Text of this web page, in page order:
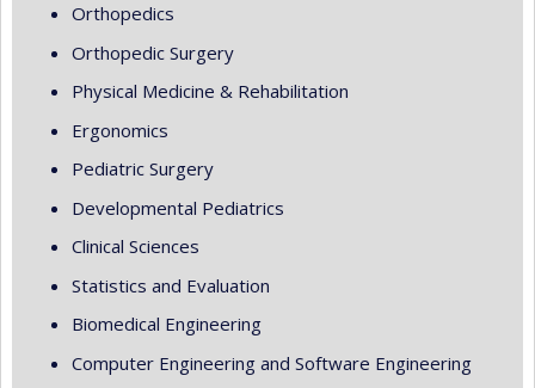
Orthopedics
Orthopedic Surgery
Physical Medicine & Rehabilitation
Ergonomics
Pediatric Surgery
Developmental Pediatrics
Clinical Sciences
Statistics and Evaluation
Biomedical Engineering
Computer Engineering and Software Engineering